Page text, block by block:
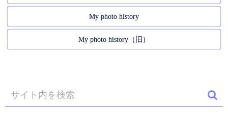
My photo history
My photo history（旧）